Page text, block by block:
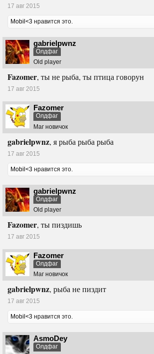
17 авг 2015
Mobil<3 нравится это.
gabrielpwnz
Олдфаг
Old player
Fazomer, ты не рыба, ты птица говорун
17 авг 2015
Fazomer
Олдфаг
Маг новичок
gabrielpwnz, я рыба рыба рыба
17 авг 2015
Mobil<3 нравится это.
gabrielpwnz
Олдфаг
Old player
Fazomer, ты пиздишь
17 авг 2015
Fazomer
Олдфаг
Маг новичок
gabrielpwnz, рыба не пиздит
17 авг 2015
Mobil<3 нравится это.
AsmoDey
Олдфаг